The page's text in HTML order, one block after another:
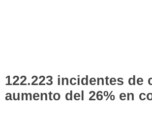
122.223 incidentes de
aumento del 26% en